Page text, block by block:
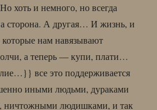
хоть и немного, но всегда
сторона. А другая… И жизнь, и
нам навязывают
а теперь — купи, плати…
все это поддерживается
иными людьми, дураками
ничтожными людишками, и так